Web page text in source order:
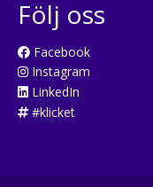
Följ oss
Facebook
Instagram
LinkedIn
#klicket